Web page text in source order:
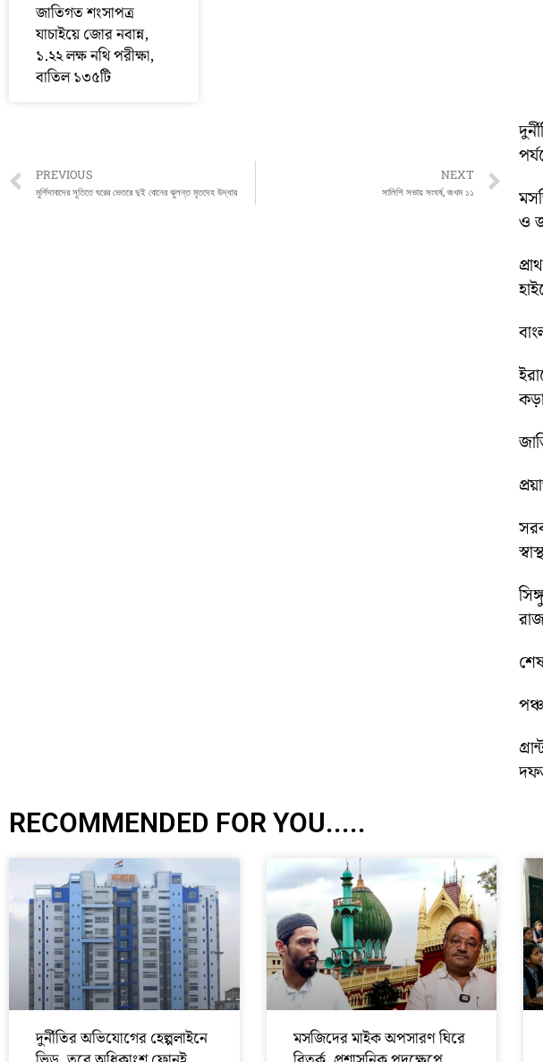
জাতিগত শংসাপত্র
যাচাইয়ে জোর নবান্ন,
১.২২ লক্ষ নথি পরীক্ষা,
বাতিল ১৩৫টি
Prev
PREVIOUS
মুর্শিদাবাদের সুতিতে ঘরের ভেতরে দুই বোনের ঝুলন্ত মৃতদেহ উদ্ধার
NEXT
সালিশি সভায় সংঘর্ষ, জখম ১১
ও
RECOMMENDED FOR YOU.....
দুর্নীতির অভিযোগের হেল্পলাইনে
মসজিদের মাইক অপসারণ ঘিরে